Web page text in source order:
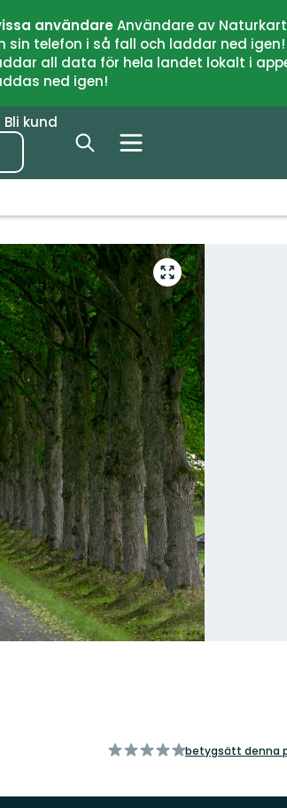
användareAnvändare av
telefon i så fall och laddar ned
all data för hela landet lokalt i
ned igen!
Bli kund
Gå
till
helskärmsläge
av
betygsätt denna